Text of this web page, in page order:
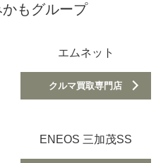
もグループ
エムネット
クルマ買取専門店
ENEOS 三加茂SS